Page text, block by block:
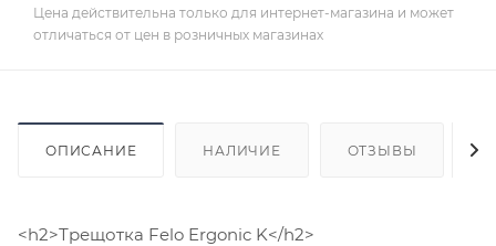
Цена действительна только для интернет-магазина и может
отличаться от цен в розничных магазинах
ОПИСАНИЕ НАЛИЧИЕ ОТЗЫВЫ
<h2>Трещотка Felo Ergonic K</h2>